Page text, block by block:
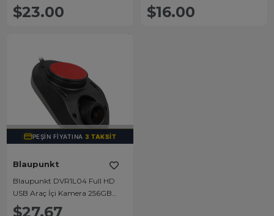
Araç İçi Kamera DVR WiFi
$23.00
Hafıza Desteği 5 Metre Kablolu
Gizli Tasarım
$16.00
TÜKENDI
PEŞIN FIYATINA3 TAKSIT
Blaupunkt
Blaupunkt DVR1L04 Full HD
USB Araç İçi Kamera 256GB
Hafıza Desteği 5 Metre Kablolu
$27.67